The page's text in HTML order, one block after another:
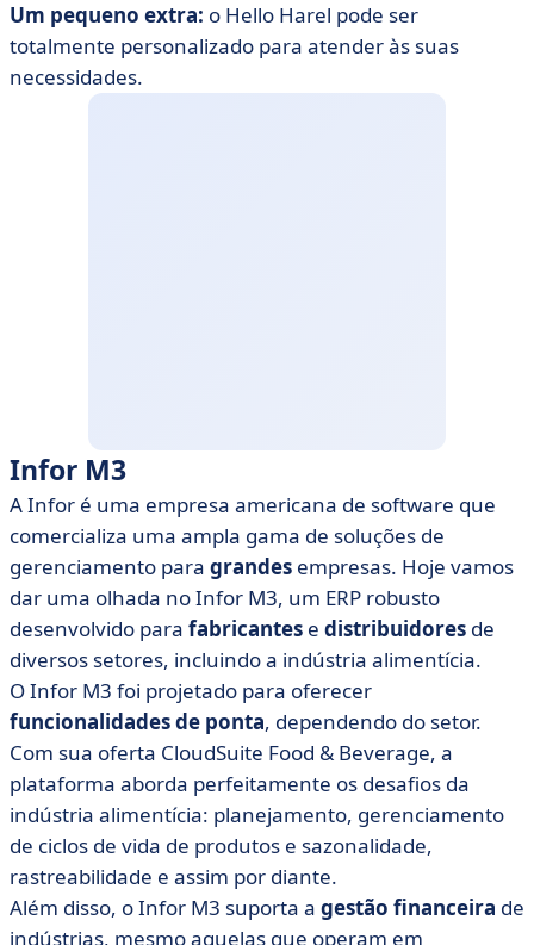
Um pequeno extra: o Hello Harel pode ser
totalmente personalizado para atender às suas
necessidades.
Infor M3
A Infor é uma empresa americana de software que
comercializa uma ampla gama de soluções de
gerenciamento para grandes empresas. Hoje vamos
dar uma olhada no Infor M3, um ERP robusto
desenvolvido para fabricantes e distribuidores de
diversos setores, incluindo a indústria alimentícia.
O Infor M3 foi projetado para oferecer
funcionalidades de ponta, dependendo do setor.
Com sua oferta CloudSuite Food & Beverage, a
plataforma aborda perfeitamente os desafios da
indústria alimentícia: planejamento, gerenciamento
de ciclos de vida de produtos e sazonalidade,
rastreabilidade e assim por diante.
Além disso, o Infor M3 suporta a gestão financeira de
indústrias, mesmo aquelas que operam em